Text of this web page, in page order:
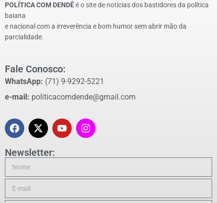
POLÍTICA COM DENDÊé o site de notícias dos bastidores da política
baiana
e nacional com a irreverência e bom humor sem abrir mão da
parcialidade.
Fale Conosco:
WhatsApp: (71) 9-9292-5221
e-mail: politicacomdende@gmail.com
Newsletter: